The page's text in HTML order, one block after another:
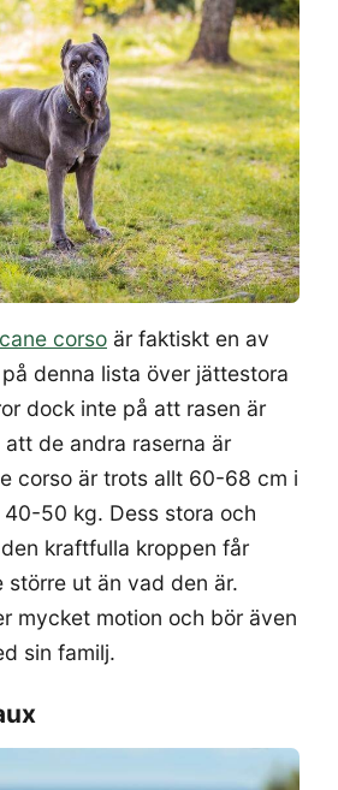
cane corso är faktiskt en av
denna lista över jättestora
dock inte på att rasen är
de andra raserna är
corso är trots allt 60-68 cm i
50 kg. Dess stora och
kraftfulla kroppen får
ut än vad den är.
mycket motion och bör även
sin familj.